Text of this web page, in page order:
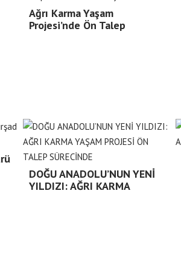
Ağrı Karma Yaşam
Projesi’nde Ön Talep
DOĞU ANADOLU’NUN YENİ
YILDIZI: AĞRI KARMA